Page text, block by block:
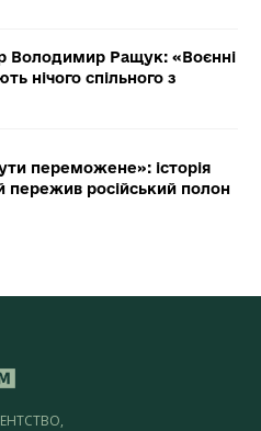
Володимир Ращук: «Воєнні
нічого спільного з
переможене»: історія
пережив російський полон